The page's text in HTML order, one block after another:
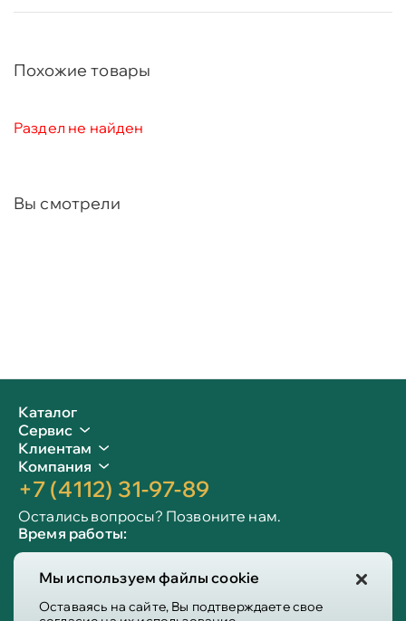
Мы используем файлы cookie
Оставаясь на сайте, Вы подтверждаете свое
Похожие товары
Раздел не найден
Вы смотрели
Каталог
Сервис
Клиентам
Компания
+7 (4112) 31-97-89
Остались вопросы? Позвоните нам.
Время работы:
Сб-вс: 10:00 - 19:00
Info@victoria-mebel.ru